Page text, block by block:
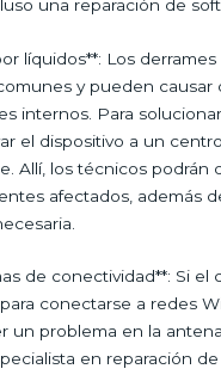
una reparación de
líquidos**: Los
y pueden causar
internos. Para
el dispositivo a un
Allí, los técnicos podrán
afectados, además
de conectividad**: Si el
conectarse a redes
un problema en la
en reparación